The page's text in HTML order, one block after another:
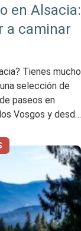
en Alsacia:
a caminar
Tienes mucho
selección de
paseos en
Vosgos y desde